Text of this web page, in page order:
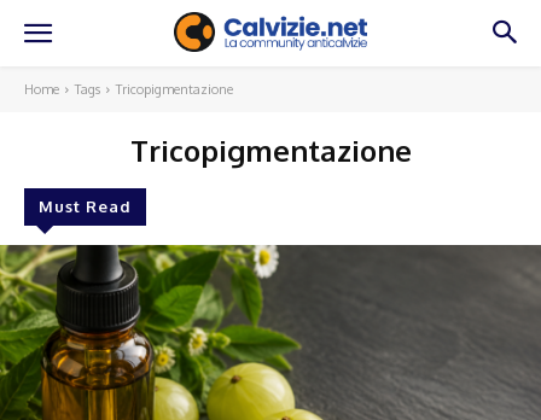
Home Tags Tricopigmentazione
Tricopigmentazione
Must Read